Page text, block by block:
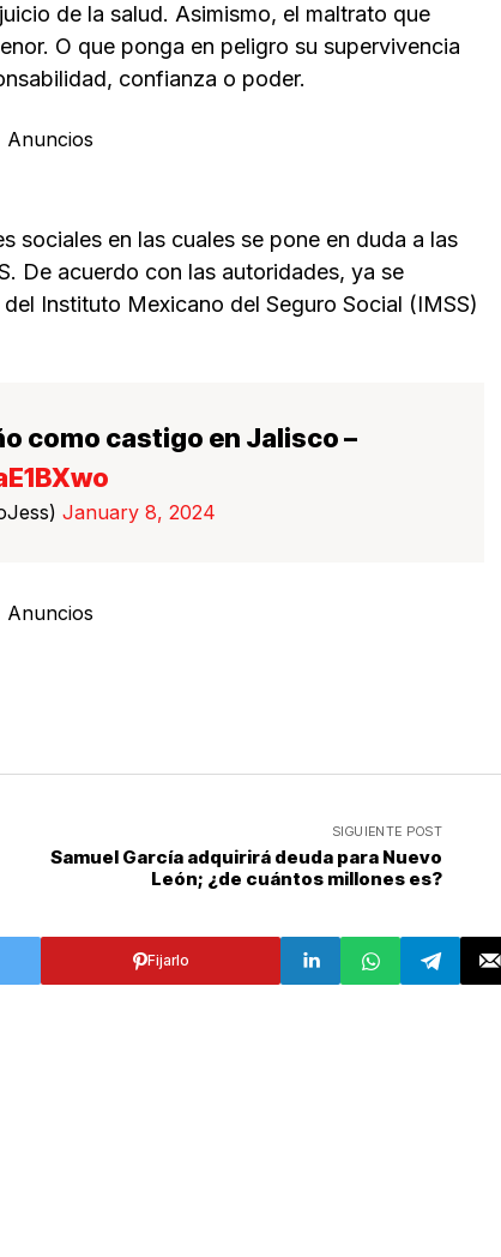
de la salud. Asimismo, el maltrato que
O que ponga en peligro su supervivencia
confianza o poder.
Anuncios
sociales en las cuales se pone en duda a las
De acuerdo con las autoridades, ya se
Instituto Mexicano del Seguro Social (IMSS)
como castigo en Jalisco –
January 8, 2024
Anuncios
SIGUIENTE POST
Samuel García adquirirá deuda para Nuevo
León; ¿de cuántos millones es?
Fijarlo